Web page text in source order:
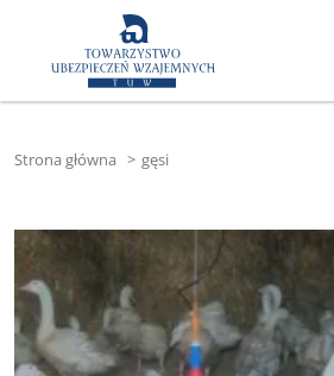
Strona główna > gęsi